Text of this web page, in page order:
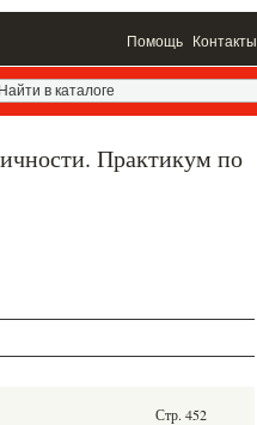
Помощь Контакты
Практикум по
Стр. 452